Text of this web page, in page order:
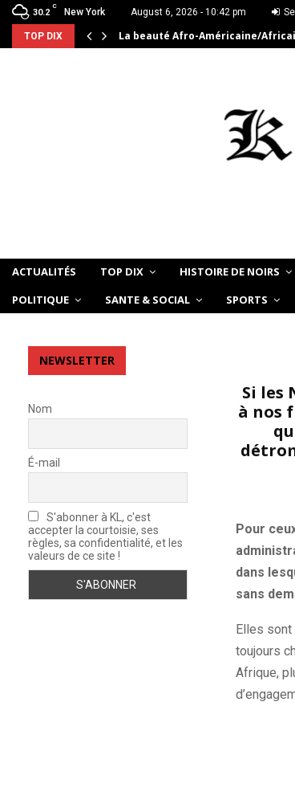
30.2
C
New York August 6, 2026 - 10:42 pm
TOP DIX La beauté Afro-Américaine/
ACTUALITÉS TOP DIX HISTOIRE DE NOIRS
POLITIQUE
SANTE & SOCIAL SPORTS
Si les
à nos
Pour
dans
sans
Elles sont
toujours
Afrique,
NEWSLETTER
Nom
É-mail
S'abonner à KL, c'est
accepter la courtoisie, ses
règles, sa confidentialité, et les
valeurs de ce site !